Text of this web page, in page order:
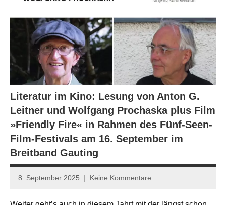
Literatur im Kino: Lesung von Anton G.
Leitner und Wolfgang Prochaska plus Film
»Friendly Fire« in Rahmen des Fünf-Seen-
Film-Festivals am 16. September im
Breitband Gauting
8. September 2025
Jan-
Keine Kommentare